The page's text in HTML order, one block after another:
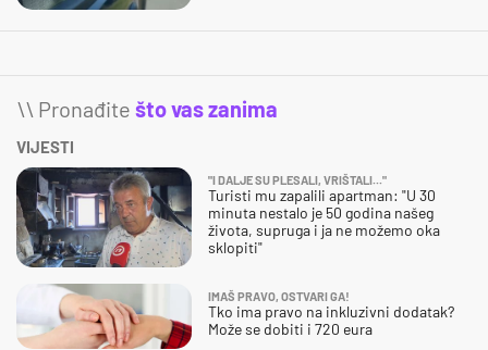
\\ Pronađite što vas zanima
VIJESTI
"I DALJE SU PLESALI, VRIŠTALI..."
Turisti mu zapalili apartman: "U 30
minuta nestalo je 50 godina našeg
života, supruga i ja ne možemo oka
sklopiti"
IMAŠ PRAVO, OSTVARI GA!
Tko ima pravo na inkluzivni dodatak?
Može se dobiti i 720 eura